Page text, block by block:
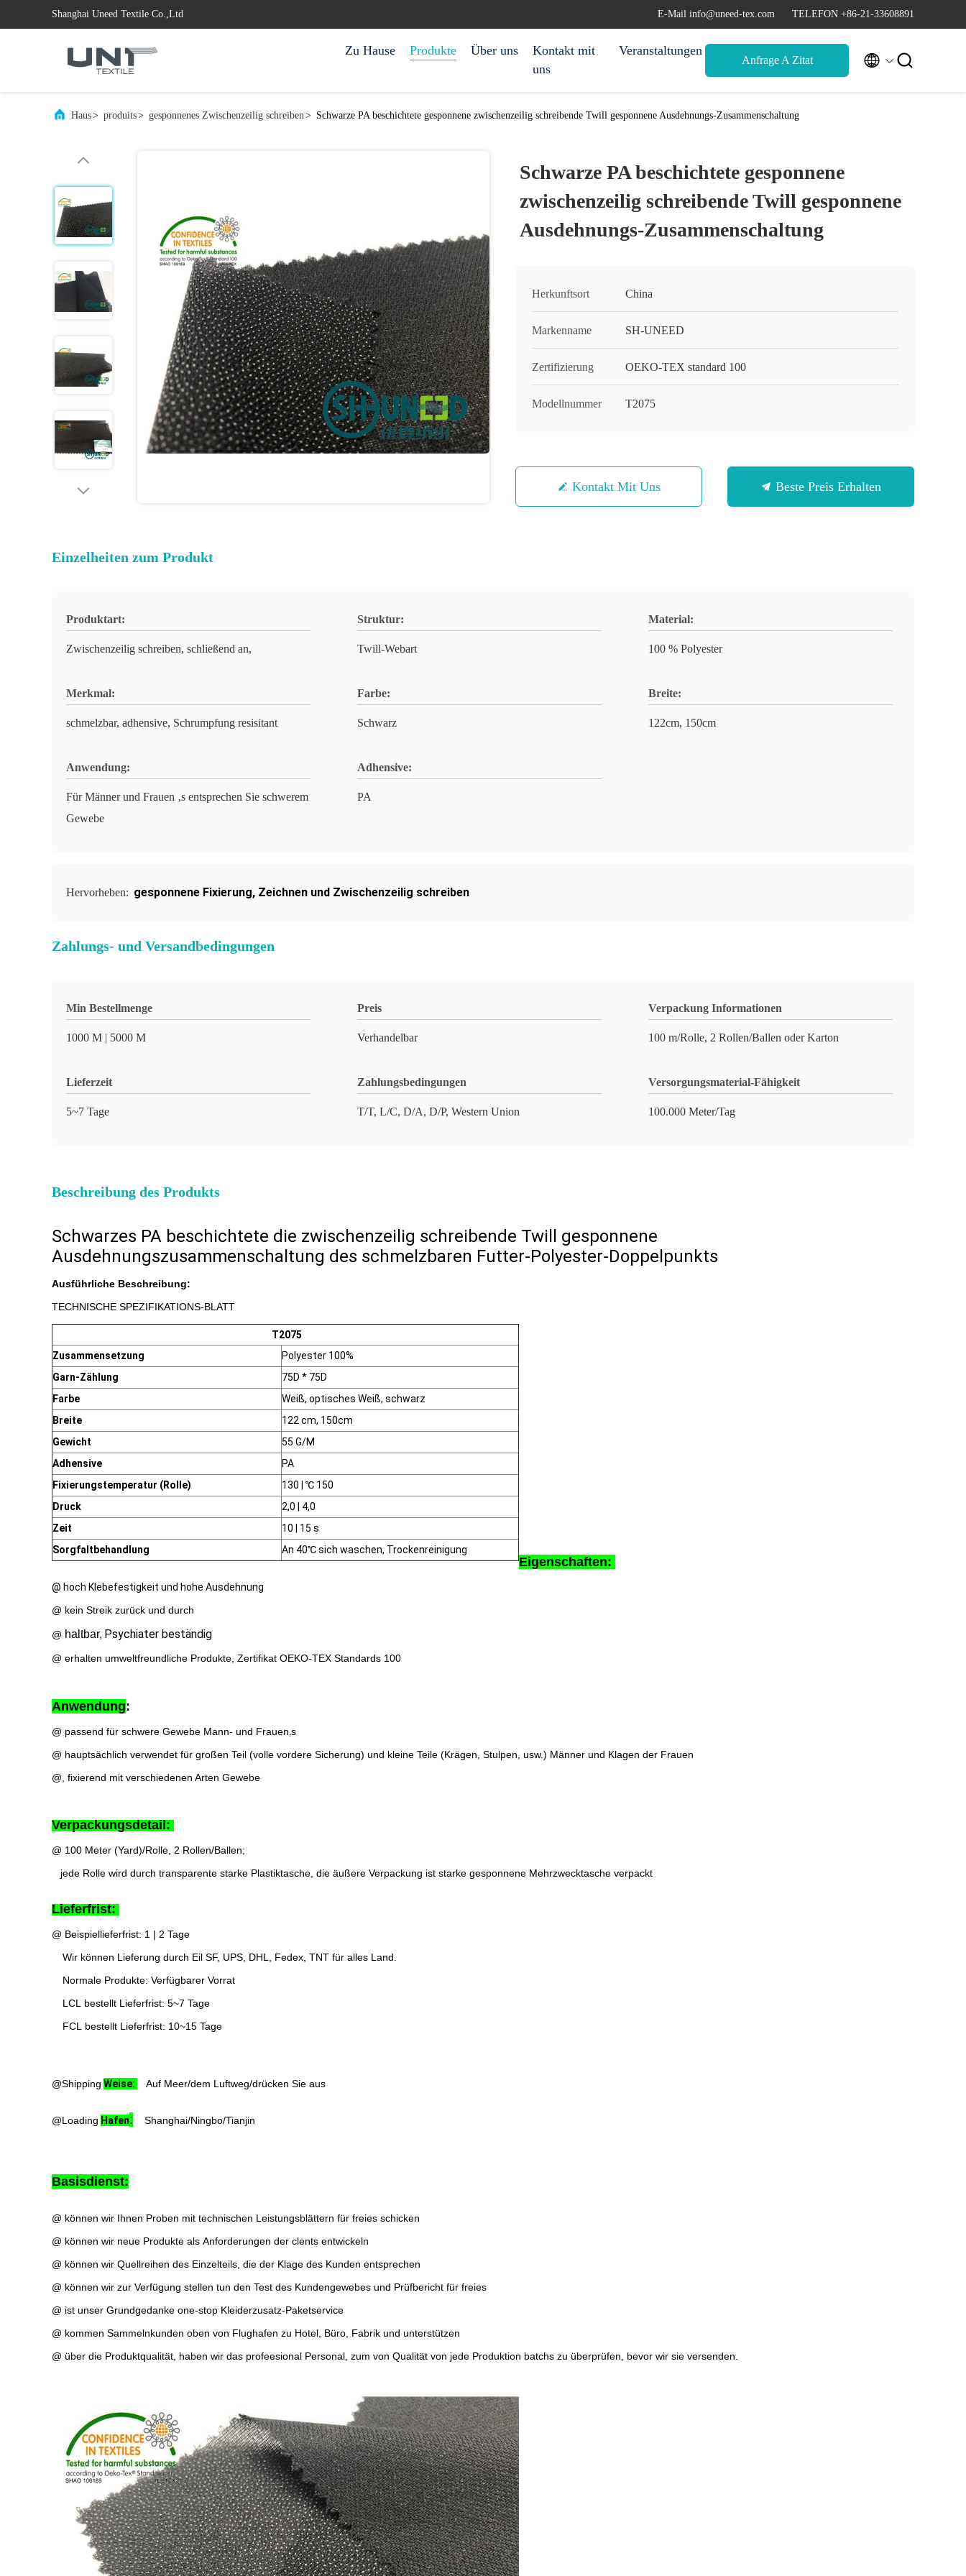
Shanghai Uneed Textile Co.,Ltd E-Mail info@uneed-tex.com TELEFON +86-21-33608891
Zu Hause Produkte Über uns
Kontakt mit
uns
Veranstaltungen
Anfrage A Zitat  
Haus> produits> gesponnenes Zwischenzeilig schreiben> Schwarze PA beschichtete gesponnene zwischenzeilig schreibende Twill gesponnene Ausdehnungs-Zusammenschaltung
Schwarze PA beschichtete gesponnene
zwischenzeilig schreibende Twill gesponnene
Ausdehnungs-Zusammenschaltung
Herkunftsort China
Markenname SH-UNEED
Zertifizierung OEKO-TEX standard 100
Modellnummer T2075
Kontakt Mit Uns Beste Preis Erhalten
Einzelheiten zum Produkt
Produktart:
Zwischenzeilig schreiben, schließend an,
Struktur:
Twill-Webart
Material:
100 % Polyester
Merkmal:
schmelzbar, adhensive, Schrumpfung resisitant
Farbe:
Schwarz
Breite:
122cm, 150cm
Anwendung:
Für Männer und Frauen ‚s entsprechen Sie schwerem
Gewebe
Adhensive:
PA
Hervorheben: gesponnene Fixierung, Zeichnen und Zwischenzeilig schreiben
Zahlungs- und Versandbedingungen
Min Bestellmenge
1000 M | 5000 M
Preis
Verhandelbar
Verpackung Informationen
100 m/Rolle, 2 Rollen/Ballen oder Karton
Lieferzeit
5~7 Tage
Zahlungsbedingungen
T/T, L/C, D/A, D/P, Western Union
Versorgungsmaterial-Fähigkeit
100.000 Meter/Tag
Beschreibung des Produkts
Schwarzes PA beschichtete die zwischenzeilig schreibende Twill gesponnene
Ausdehnungszusammenschaltung des schmelzbaren Futter-Polyester-Doppelpunkts
Ausführliche Beschreibung:
TECHNISCHE SPEZIFIKATIONS-BLATT
T2075
Zusammensetzung
Polyester 100%
Garn-Zählung
75D * 75D
Farbe
Weiß, optisches Weiß, schwarz
Breite
122 cm, 150cm
Gewicht
55 G/M
Adhensive
PA
Fixierungstemperatur (Rolle)
130 | ℃ 150
Druck
2,0 | 4,0
Zeit
10 | 15 s
Sorgfaltbehandlung
An 40℃ sich waschen, Trockenreinigung
Eigenschaften:
@ hoch Klebefestigkeit und hohe Ausdehnung
@ kein Streik zurück und durch
@ haltbar, Psychiater beständig
@ erhalten umweltfreundliche Produkte, Zertifikat OEKO-TEX Standards 100
Anwendung:
@ passend für schwere Gewebe Mann- und Frauen‚s
@ hauptsächlich verwendet für großen Teil (volle vordere Sicherung) und kleine Teile (Krägen, Stulpen, usw.) Männer und Klagen der Frauen
@, fixierend mit verschiedenen Arten Gewebe
Verpackungsdetail:
@ 100 Meter (Yard)/Rolle, 2 Rollen/Ballen;
jede Rolle wird durch transparente starke Plastiktasche, die äußere Verpackung ist starke gesponnene Mehrzwecktasche verpackt
Lieferfrist:
@ Beispiellieferfrist: 1 | 2 Tage
Wir können Lieferung durch Eil SF, UPS, DHL, Fedex, TNT für alles Land.
Normale Produkte: Verfügbarer Vorrat
LCL bestellt Lieferfrist: 5~7 Tage
FCL bestellt Lieferfrist: 10~15 Tage
@Shipping Weise: Auf Meer/dem Luftweg/drücken Sie aus
@Loading Hafen: Shanghai/Ningbo/Tianjin
Basisdienst:
@ können wir Ihnen Proben mit technischen Leistungsblättern für freies schicken
@ können wir neue Produkte als Anforderungen der clents entwickeln
@ können wir Quellreihen des Einzelteils, die der Klage des Kunden entsprechen
@ können wir zur Verfügung stellen tun den Test des Kundengewebes und Prüfbericht für freies
@ ist unser Grundgedanke one-stop Kleiderzusatz-Paketservice
@ kommen Sammelnkunden oben von Flughafen zu Hotel, Büro, Fabrik und unterstützen
@ über die Produktqualität, haben wir das profeesional Personal, zum von Qualität von jede Produktion batchs zu überprüfen, bevor wir sie versenden.